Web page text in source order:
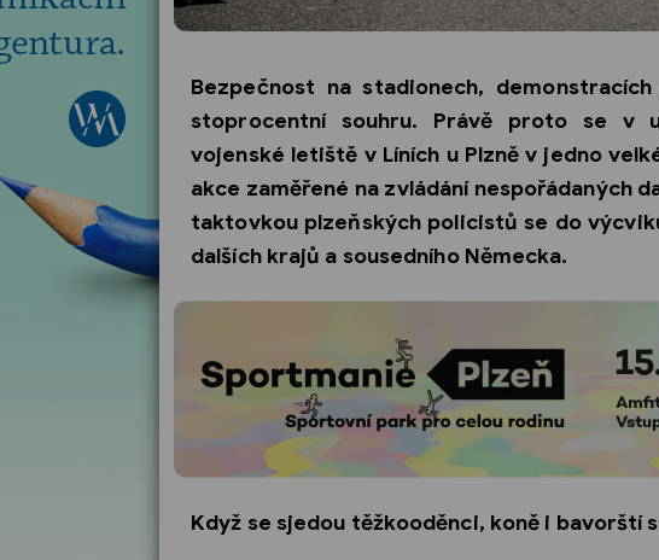
Bezpečnost na stadionech,
stoprocentní souhru. Právě proto se v
vojenské letiště v Líních u Plzně v jedno
akce zaměřené na zvládání nespořádaných
taktovkou plzeňských policistů se do
dalších krajů a sousedního Německa.
Když se sjedou těžkooděnci, koně i bavorští